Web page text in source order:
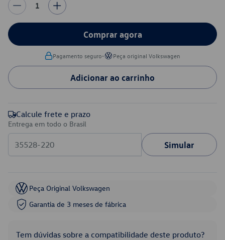
1
Comprar agora
Pagamento seguro• Peça original Volkswagen
Adicionar ao carrinho
Calcule frete e prazo
Entrega em todo o Brasil
Simular
Peça Original Volkswagen
Garantia de 3 meses de fábrica
Tem dúvidas sobre a compatibilidade deste produto?